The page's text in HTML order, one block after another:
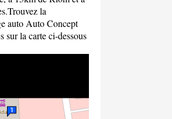
la
auto Auto Concept
sur la carte ci-dessous